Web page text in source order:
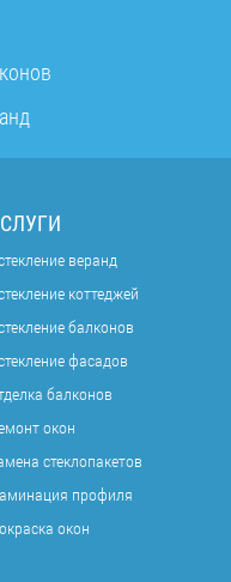
веранд
коттеджей
балконов
фасадов
балконов
окон
стеклопакетов
профиля
окон